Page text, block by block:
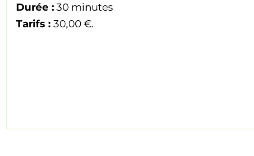
Durée : 30 minutes
Tarifs : 30,00 €.